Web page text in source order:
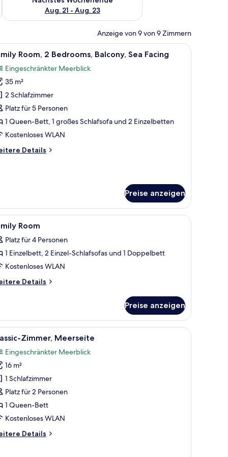
Aug. 21 - Aug. 23
Anzeige von 9 von 9 Zimmern
einem Sessel, einem Schreibtisch und Blick aufs Meer.
Ein modernes Hotelzimmer mit
10 Room, 2 Bedrooms, Balcony, Sea Facing
Eingeschränkter Meerblick
35 m²
2 Schlafzimmer
Platz für 5 Personen
1 Queen-Bett, 1 großes Schlafsofa und 2 Einzelbetten
Kostenloses WLAN
Details
Preise anzeigen
WLAN Minibar, Zimmersafe, Schreibtisch,
3 Room
Platz für 4 Personen
1 Einzelbett, 2 Einzel-Schlafsofas und 1 Doppelbett
Kostenloses WLAN
Details
Preise anzeigen
einem Schreibtisch mit Kaffeemaschine, einem kleinen runden Tisch,
Ein Hotelzimmer mit einem Bett, einem
7 Zimmer, Meerseite
Eingeschränkter Meerblick
16 m²
1 Schlafzimmer
Platz für 2 Personen
1 Queen-Bett
Kostenloses WLAN
Details